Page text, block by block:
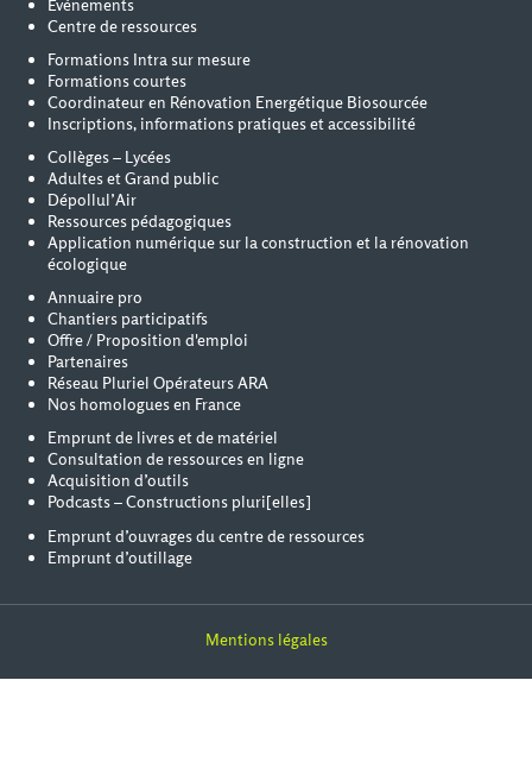
Centre de ressources
Formations Intra sur mesure
Formations courtes
Coordinateur en Rénovation Energétique Biosourcée
Inscriptions, informations pratiques et accessibilité
Collèges – Lycées
Adultes et Grand public
Dépollul’Air
Ressources pédagogiques
Application numérique sur la construction et la rénovation
écologique
Annuaire pro
Chantiers participatifs
Offre / Proposition d'emploi
Partenaires
Réseau Pluriel Opérateurs ARA
Nos homologues en France
Emprunt de livres et de matériel
Consultation de ressources en ligne
Acquisition d’outils
Podcasts – Constructions pluri[elles]
Emprunt d’ouvrages du centre de ressources
Emprunt d’outillage
Mentions légales